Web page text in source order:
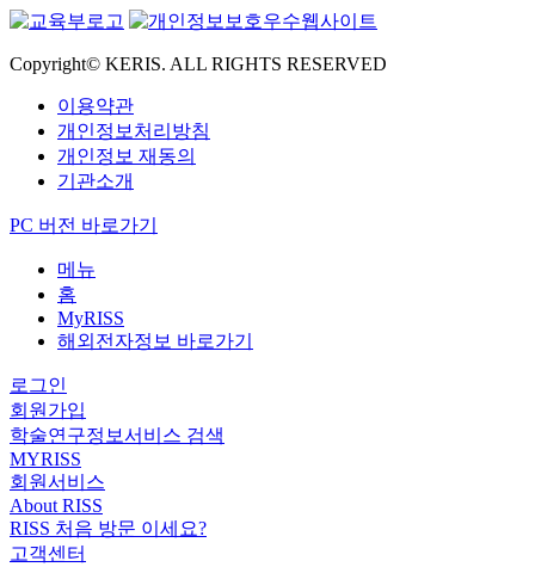
Copyright© KERIS. ALL RIGHTS RESERVED
이용약관
개인정보처리방침
개인정보 재동의
기관소개
PC 버전 바로가기
메뉴
홈
MyRISS
해외전자정보 바로가기
로그인
회원가입
학술연구정보서비스 검색
MYRISS
회원서비스
About RISS
RISS 처음 방문 이세요?
고객센터